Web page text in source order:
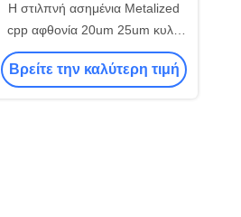
Η στιλπνή ασημένια Metalized
cpp αφθονία 20um 25um κυλά
μέσα για τη συσκευασία και την
εκτύπωση
Βρείτε την καλύτερη τιμή